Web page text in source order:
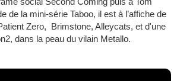
de la mini-série Taboo, il est à l’affiche de
Zero, Brimstone, Alleycats, et d'une
dans la peau du vilain Metallo.